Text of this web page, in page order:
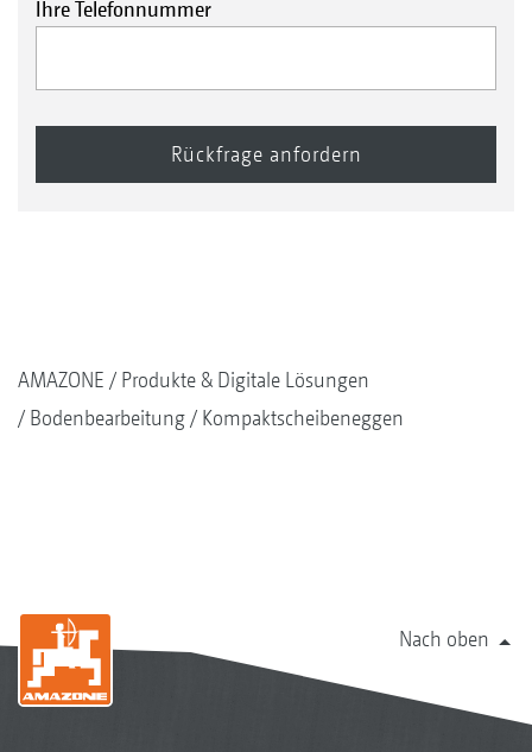
Ihre Telefonnummer
AMAZONE
Produkte & Digitale Lösungen
Bodenbearbeitung
Kompaktscheibeneggen
Nach oben